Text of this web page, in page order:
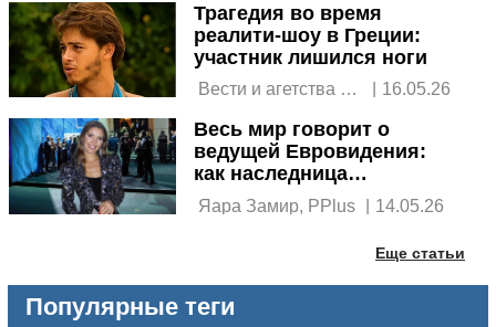
Трагедия во время
реалити-шоу в Греции:
участник лишился ноги
Вести и агетства
| 16.05.26
Весь мир говорит о
ведущей Евровидения:
как наследница
Сваровских вышла к
микрофону
Яара Замир, PPlus | 14.05.26
Еще статьи
Популярные теги